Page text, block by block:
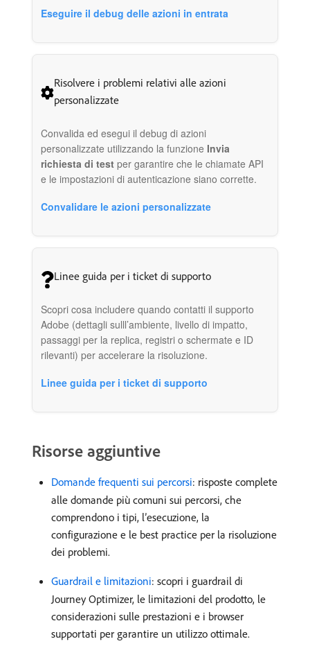
Eseguire il debug delle azioni in entrata
Risolvere i problemi relativi alle azioni
personalizzate
Convalida ed esegui il debug di azioni
personalizzate utilizzando la funzione Invia
richiesta di test per garantire che le chiamate API
e le impostazioni di autenticazione siano corrette.
Convalidare le azioni personalizzate
Linee guida per i ticket di supporto
Scopri cosa includere quando contatti il supporto
Adobe (dettagli sulll’ambiente, livello di impatto,
passaggi per la replica, registri o schermate e ID
rilevanti) per accelerare la risoluzione.
Linee guida per i ticket di supporto
Risorse aggiuntive
Domande frequenti sui percorsi: risposte complete
alle domande più comuni sui percorsi, che
comprendono i tipi, l’esecuzione, la
configurazione e le best practice per la risoluzione
dei problemi.
Guardrail e limitazioni: scopri i guardrail di
Journey Optimizer, le limitazioni del prodotto, le
considerazioni sulle prestazioni e i browser
supportati per garantire un utilizzo ottimale.